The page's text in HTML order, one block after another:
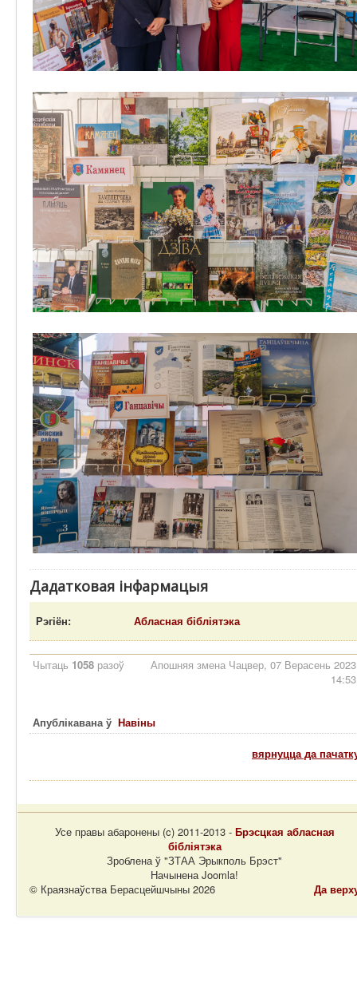
Дадатковая інфармацыя
Рэгіён: Абласная бібліятэка
Чытаць 1058 разоў
Апошняя змена Чацвер, 07 Верасень 2023
14:53
Апублікавана ў Навіны
вярнуцца да
Усе правы абаронены (c) 2011-2013 - Брэсцкая абласная
бібліятэка
Зроблена ў "ЗТАА Эрыкполь Брэст"
Начынена Joomla!
Да
© Краязнаўства Берасцейшчыны 2026